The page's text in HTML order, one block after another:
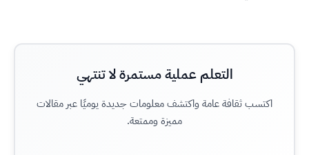
التعلم عملية مستمرة لا تنتهي
اكتسب ثقافة عامة واكتشف معلومات جديدة يوميًا عبر مقالات
مميزة وممتعة.